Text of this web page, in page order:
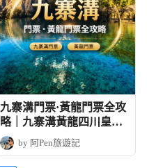
九寨溝門票·黃龍門票全攻
略｜九寨溝黃龍四川皇牌
深度6天團
by 阿Pen旅遊記